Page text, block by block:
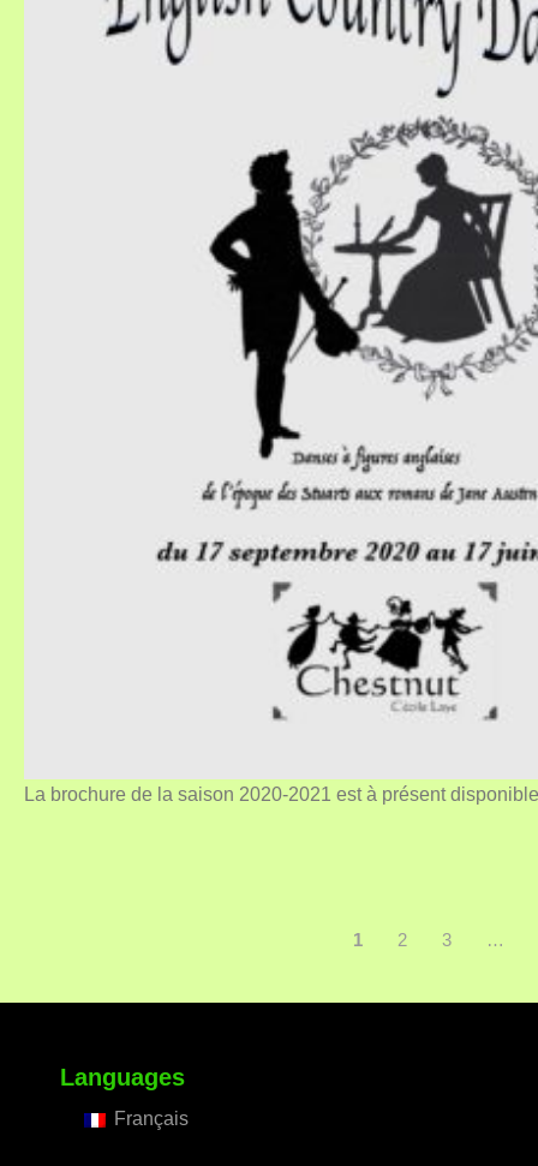
La brochure de la saison 2020-2021 est à présent
1 2 3 …
Languages
Français